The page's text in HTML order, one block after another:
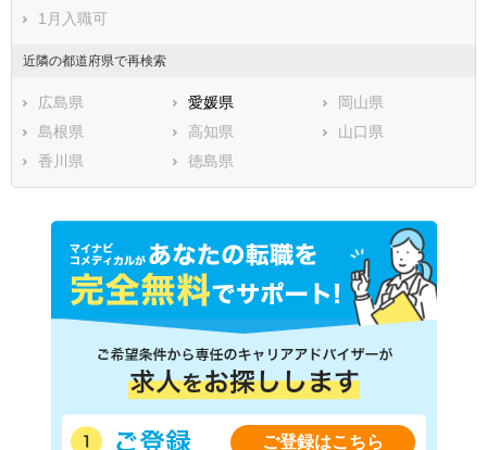
1月入職可
近隣の都道府県で再検索
広島県 愛媛県
岡山県
島根県
高知県
山口県
香川県
徳島県
ご登録はこちら